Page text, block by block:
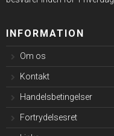
INFORMATION
Om os
Kontakt
Handelsbetingelser
Fortrydelsesret